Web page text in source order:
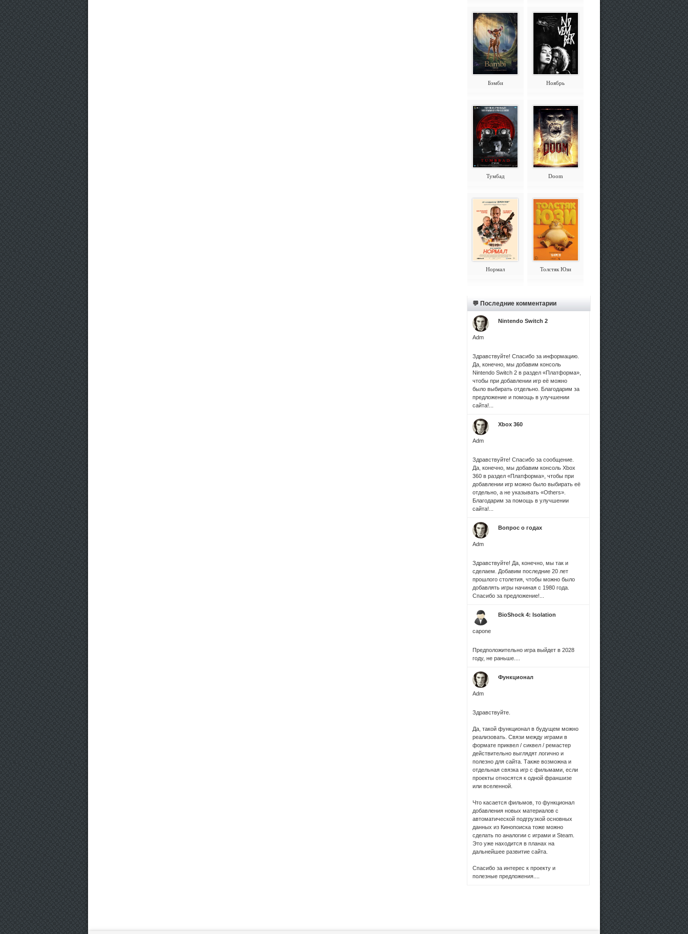
Бэмби Ноябрь
Тумбад Doom
Нормал Толстяк Юзи
💬 Последние комментарии
Adm
Nintendo Switch 2
Здравствуйте! Спасибо за информацию.
Да, конечно, мы добавим консоль
Nintendo Switch 2 в раздел «Платформа»,
чтобы при добавлении игр её можно
было выбирать отдельно. Благодарим за
предложение и помощь в улучшении
сайта!...
Adm
Xbox 360
Здравствуйте! Спасибо за сообщение.
Да, конечно, мы добавим консоль Xbox
360 в раздел «Платформа», чтобы при
добавлении игр можно было выбирать её
отдельно, а не указывать «Others».
Благодарим за помощь в улучшении
сайта!...
Adm
Вопрос о годах
Здравствуйте! Да, конечно, мы так и
сделаем. Добавим последние 20 лет
прошлого столетия, чтобы можно было
добавлять игры начиная с 1980 года.
Спасибо за предложение!...
capone
BioShock 4: Isolation
Предположительно игра выйдет в 2028
году, не раньше....
Adm
Функционал
Здравствуйте.
Да, такой функционал в будущем можно
реализовать. Связи между играми в
формате приквел / сиквел / ремастер
действительно выглядят логично и
полезно для сайта. Также возможна и
отдельная связка игр с фильмами, если
проекты относятся к одной франшизе
или вселенной.
Что касается фильмов, то функционал
добавления новых материалов с
автоматической подгрузкой основных
данных из Кинопоиска тоже можно
сделать по аналогии с играми и Steam.
Это уже находится в планах на
дальнейшее развитие сайта.
Спасибо за интерес к проекту и
полезные предложения....